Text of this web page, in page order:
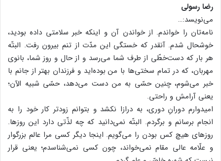
رضا رسولی
می‌نویسد:…
نامه‌تان را خواندم. از خواندن آن و اینکه خبر سلامتی داده بودید،
خوشحال شدم. آنقدر که خستگی این مدّت از تنم بیرون رفت. البتّه
هر بار که دست‌خطّی از طرف شما می‌رسد و از حال و روز شما، بانوی
مهربان، که در تمام سختی‌ها با من بوده‌اید و فرزندان بهتر از جانم با
خبر می‌شوم، چنین حسّی به من دست می‌دهد، حسّی شبیه الآن؛
یعنی آرامش و راحتی.
امیدوارم دورانِ دوری، به درازا نکشد و بتوانم زودتر کار خود را به
انجام برسانم و برگردم. البتّه نمی‌دانید که چه لذّتی دارد این روزها.
روزهای هیچ کس بودن را می‌گویم. اینجا دیگر کسی مرا عالم بزرگوار
و علّامه عالی مقام نمی‌خواند، چون کسی نمی‌شناسدم؛ یعنی قرار